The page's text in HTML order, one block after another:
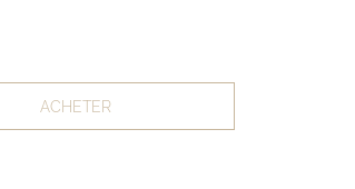
ACHETER